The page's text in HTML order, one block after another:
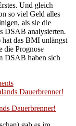
Und gleich
so viel Geld alles
als sie die
DSAB analysierten.
hat das BMI unlängst
die Prognose
DSAB haben sich
Dauerbrenner!